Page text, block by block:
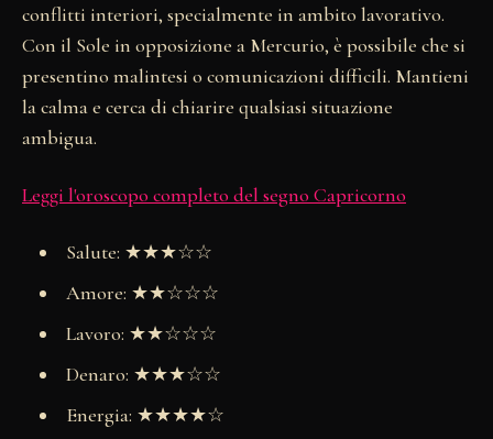
conflitti interiori, specialmente in ambito lavorativo.
Con il Sole in opposizione a Mercurio, è possibile che si
presentino malintesi o comunicazioni difficili. Mantieni
la calma e cerca di chiarire qualsiasi situazione
ambigua.
Leggi l'oroscopo completo del segno Capricorno
Salute: ★★★☆☆
Amore: ★★☆☆☆
Lavoro: ★★☆☆☆
Denaro: ★★★☆☆
Energia: ★★★★☆